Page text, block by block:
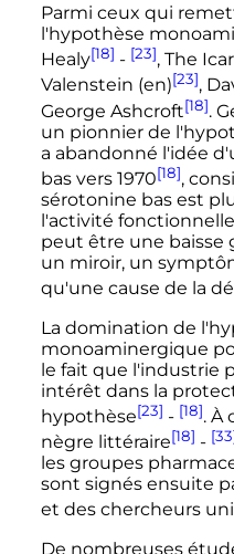
Parmi ceux qui
l'hypothèse
Healy[18] - [23], The
Valenstein (en)[23],
George Ashcroft[18].
un pionnier de
a abandonné l'idée
bas vers 1970[18],
sérotonine bas est
l'activité
peut être une baisse
un miroir, un
qu'une cause de la
La domination de
monoaminergique
le fait que l'industrie
intérêt dans la
hypothèse[23] - [18]. À
nègre littéraire[18] -
les groupes
sont signés ensuite
et des chercheurs
De nombreuses